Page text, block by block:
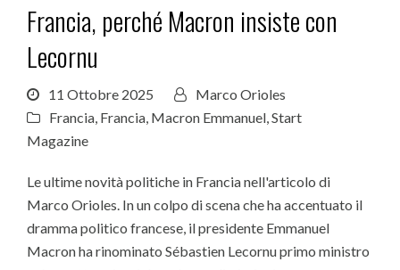
Francia, perché Macron insiste con
Lecornu
11 Ottobre 2025
Marco Orioles
Francia, Francia, Macron Emmanuel,Start
Magazine
Le ultime novità politiche in Francia nell'articolo di
Marco Orioles. In un colpo di scena che ha accentuato il
dramma politico francese, il presidente Emmanuel
Macron ha rinominato Sébastien Lecornu primo ministro